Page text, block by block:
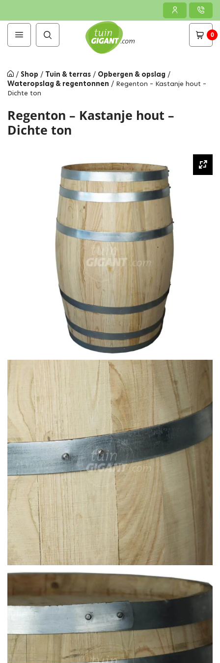
0
/ Shop / Tuin & terras / Opbergen & opslag /
Wateropslag & regentonnen / Regenton – Kastanje hout –
Dichte ton
Regenton – Kastanje hout –
Dichte ton